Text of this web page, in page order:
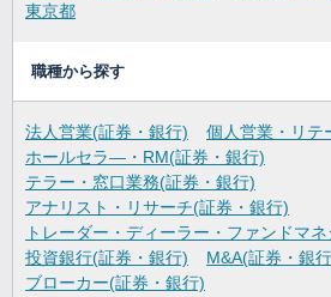
東京都
職種から探す
法人営業(証券・銀行)
個人営業・リテ
ホールセラ―・RM(証券・銀行)
テラー・窓口業務(証券・銀行)
アナリスト・リサーチ(証券・銀行)
トレーダー・ディーラー・ファンドマ
投資銀行(証券・銀行)
M&A(証券・銀
ブローカー(証券・銀行)